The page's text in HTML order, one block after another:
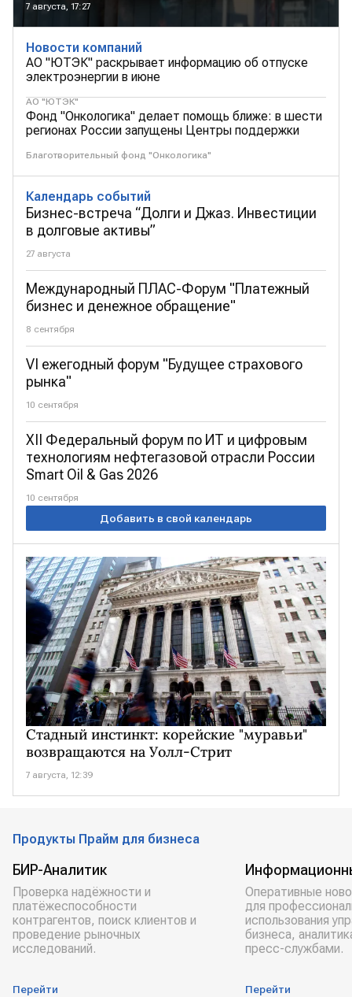
7 августа, 17:27
Новости компаний
АО "ЮТЭК" раскрывает информацию об отпуске
электроэнергии в июне
АО "ЮТЭК"
Фонд "Онкологика" делает помощь ближе: в шести
регионах России запущены Центры поддержки
Благотворительный фонд "Онкологика"
Календарь событий
Бизнес-встреча “Долги и Джаз. Инвестиции
в долговые активы”
27 августа
Международный ПЛАС-Форум "Платежный
бизнес и денежное обращение"
8 сентября
VI ежегодный форум "Будущее страхового
рынка"
10 сентября
XII Федеральный форум по ИТ и цифровым
технологиям нефтегазовой отрасли России
Smart Oil & Gas 2026
10 сентября
Добавить в свой календарь
Стадный инстинкт: корейские "муравьи"
возвращаются на Уолл-Стрит
7 августа, 12:39
Продукты Прайм для бизнеса
БИР-Аналитик
Проверка надёжности и
платёжеспособности
контрагентов, поиск клиентов и
проведение рыночных
исследований.
Перейти
Оперативные
для
использования
бизнеса,
пресс-службами.
Перейти